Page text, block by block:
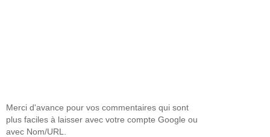
Merci d'avance pour vos commentaires qui sont
plus faciles à laisser avec votre compte Google ou
avec Nom/URL.